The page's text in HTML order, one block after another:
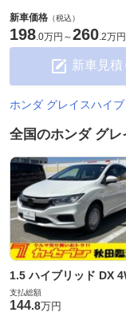
新車価格 （税込）
198 0万円 ～260 2万円
新車見積
ホンダ グレイスハイ
全国のホンダ グ
1.5 ハイブリッド DX
支払総額
144.8万円